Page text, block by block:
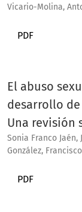
Vicario-Molina,
PDF
El abuso
desarrollo
Una revisión
Sonia Franco Jaén,
González,
PDF